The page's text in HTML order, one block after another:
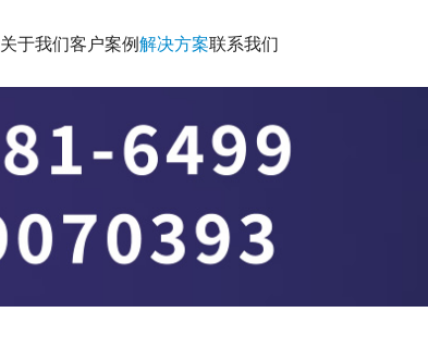
关于我们客户案例解决方案联系我们